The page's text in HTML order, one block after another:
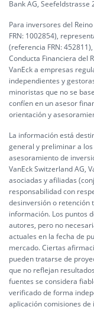
Bank AG, Seefeldstrasse
Para inversores del
FRN: 1002854),
(referencia FRN:
Conducta Financiera del
VanEck a empresas
independientes y
minoristas que no se
confíen en un asesor
orientación y
La información está
general y preliminar a
asesoramiento de
VanEck Switzerland AG,
asociadas y afiliadas
responsabilidad con
desinversión o retención
información. Los puntos
autores, pero no
actuales en la fecha de
mercado. Ciertas
pueden tratarse de
que no reflejan
fuentes se considera
verificado de forma
aplicación comisiones